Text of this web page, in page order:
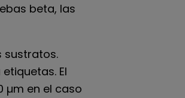
beta, las
sustratos.
El
µm en el caso